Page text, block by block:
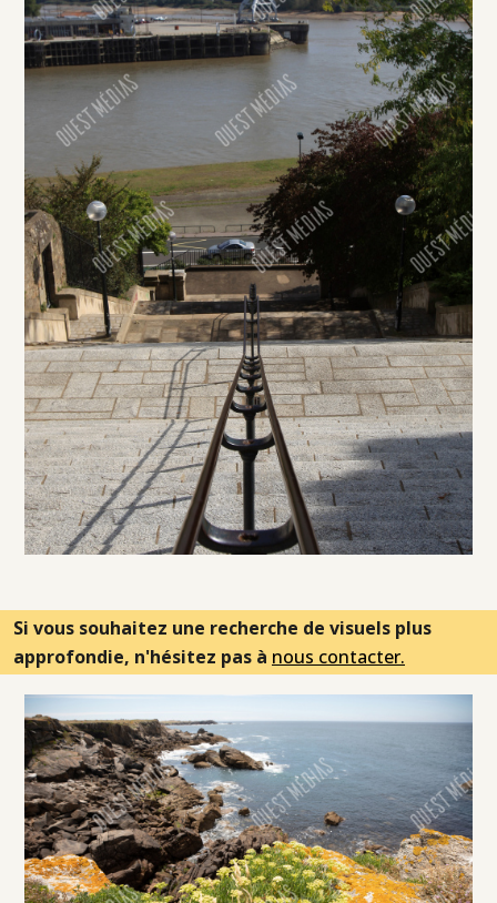
Si vous souhaitez une recherche de visuels plus
approfondie, n'hésitez pas à nous contacter.